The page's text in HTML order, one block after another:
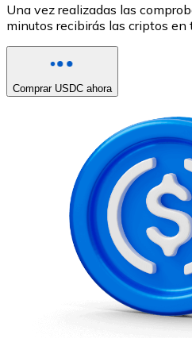
Una vez realizadas las
minutos recibirás las criptos en
Comprar USDC ahora